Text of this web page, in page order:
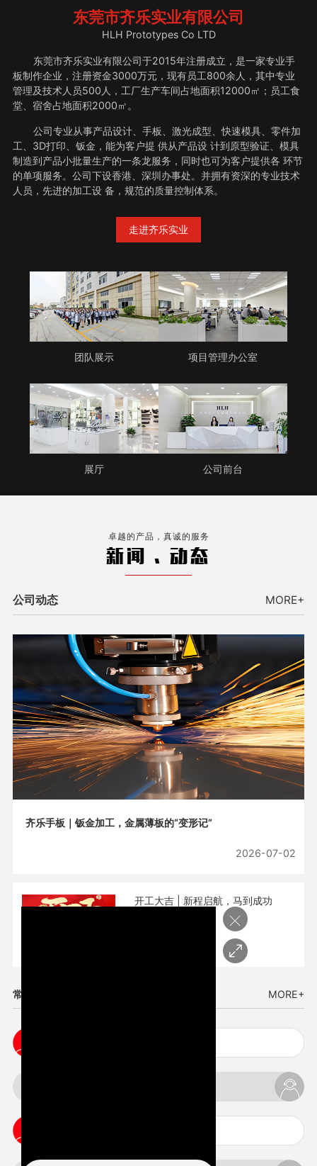
东莞市齐乐实业有限公司
HLH Prototypes Co LTD
东莞市齐乐实业有限公司于2015年注册成立，是一家专业手
板制作企业，注册资金3000万元，现有员工800余人，其中专业
管理及技术人员500人，工厂生产车间占地面积12000㎡；员工食
堂、宿舍占地面积2000㎡。
公司专业从事产品设计、手板、激光成型、快速模具、零件加
工、3D打印、钣金，能为客户提 供从产品设 计到原型验证、模具
制造到产品小批量生产的一条龙服务，同时也可为客户提供各 环节
的单项服务。公司下设香港、深圳办事处。并拥有资深的专业技术
人员，先进的加工设 备，规范的质量控制体系。
走进齐乐实业
团队展示 项目管理办公室
展厅 公司前台
卓越的产品，真诚的服务
新闻 . 动态
公司动态 MORE+
齐乐手板｜钣金加工，金属薄板的“变形记”
2026-07-02
开工大吉 | 新程启航，马到成功
常见问题 MORE+
×